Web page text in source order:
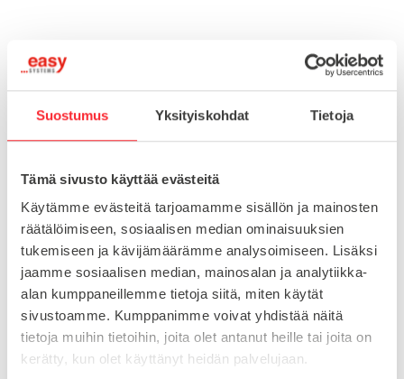
Suostumus Yksityiskohdat Tietoja
Tämä sivusto käyttää evästeitä
Käytämme evästeitä tarjoamamme sisällön ja mainosten
räätälöimiseen, sosiaalisen median ominaisuuksien
tukemiseen ja kävijämäärämme analysoimiseen. Lisäksi
jaamme sosiaalisen median, mainosalan ja analytiikka-
alan kumppaneillemme tietoja siitä, miten käytät
sivustoamme. Kumppanimme voivat yhdistää näitä
tietoja muihin tietoihin, joita olet antanut heille tai joita on
kerätty, kun olet käyttänyt heidän palvelujaan.
Toimitusaika 7-10 arkipäivää
Pikatoimitus mahdollinen, kysy myynnistämme.
Toimituskulut 25€ kun lähetyksen pituus alle 1900mm.
Tuotenumero098AM20200M
Osasto
Konejalat
MATERIAALI
teräs
MYYNTIERÄ
1